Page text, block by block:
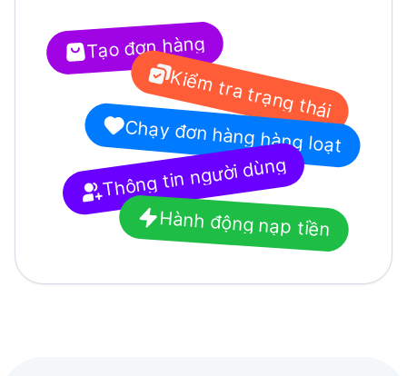
Tạo đơn hàng
Kiểm tra trạng thái
Chạy đơn hàng hàng loạt
Thông tin người dùng
Hành động nạp tiền